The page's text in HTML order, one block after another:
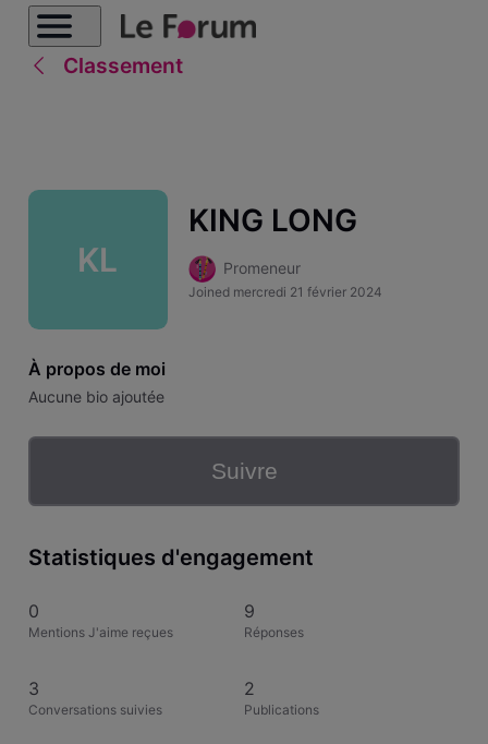
Classement
KL
KING LONG
Promeneur
Joined mercredi 21 février 2024
À propos de moi
Aucune bio ajoutée
Suivre
Statistiques d'engagement
0
Mentions J'aime reçues
9
Réponses
3
Conversations suivies
2
Publications